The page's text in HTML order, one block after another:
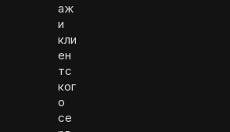
аж
и
кли
ен
тс
ког
о
се